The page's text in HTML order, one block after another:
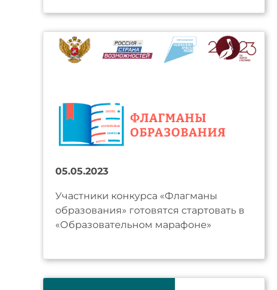
05.05.2023
Участники конкурса «Флагманы
образования» готовятся стартовать в
«Образовательном марафоне»